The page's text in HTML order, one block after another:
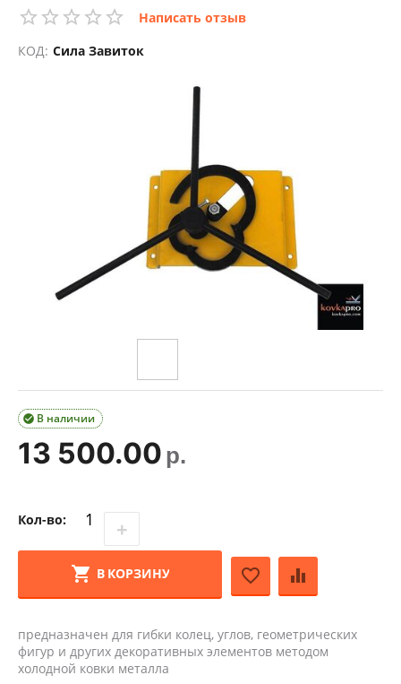
Ручные станки для холодной ковки
Улитка для холодной ковки
Написать отзыв
КОД: Сила Завиток
В наличии

13 500.00 р.
Кол-во:
+
−В КОРЗИНУ
предназначен для гибки колец, углов, геометрических
фигур и других декоративных элементов методом
холодной ковки металла